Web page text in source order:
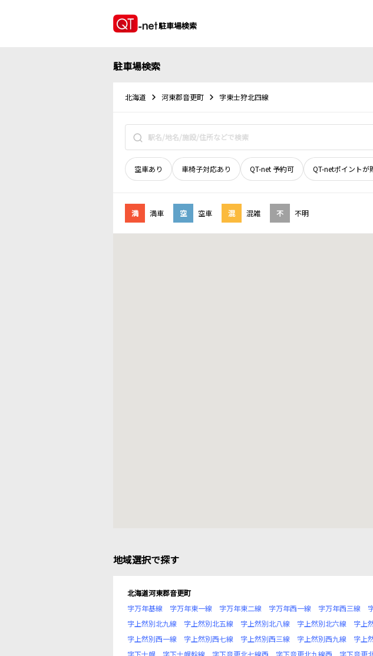
駐車場検索
駐車場検索
北海道 河東郡音更町 字東士狩北四線
空車あり 車椅子対応あり QT-net 予約可 QT-netポイントが
満 満車 空 空車 混 混雑 不 不明
地域選択で探す
北海道河東郡音更町
字万年基線
字万年東一線 字万年東二線 字万年西一線 字万年西三線
字上然別北九線
字上然別北五線 字上然別北八線 字上然別北六線 字上
字上然別西一線
字上然別西七線 字上然別西三線 字上然別西九線 字上
字下士幌
字下士幌幹線 字下音更北七線西 字下音更北九線西 字下音更